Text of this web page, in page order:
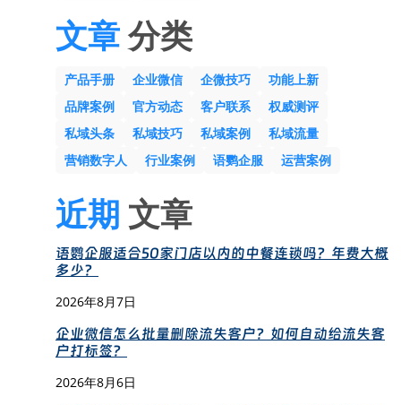
文章分类
产品手册 企业微信 企微技巧
功能上新
品牌案例
官方动态 客户联系
权威测评
私域头条
私域技巧 私域案例
私域流量
营销数字人
行业案例 语鹦企服 运营案例
近期 文章
语鹦企服适合50家门店以内的中餐连锁吗？年费大概
多少？
2026年8月7日
企业微信怎么批量删除流失客户？如何自动给流失客
户打标签？
2026年8月6日